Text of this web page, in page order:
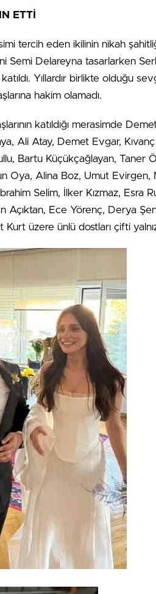
ETTİ
tercih eden ikilinin nikah
Semi Delareyna tasarlarken
Yıllardır birlikte olduğu
hakim olamadı.
katıldığı merasimde
Ali Atay, Demet Evgar,
Bartu Küçükçağlayan, Taner
Oya, Alina Boz, Umut Evirgen,
Selim, İlker Kızmaz,
Açıktan, Ece Yörenç, Derya
üzere ünlü dostları çifti